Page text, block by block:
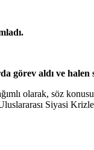
görev aldı ve
olarak, söz
Siyasi